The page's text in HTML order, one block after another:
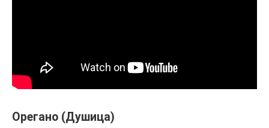
Орегано (Душица)